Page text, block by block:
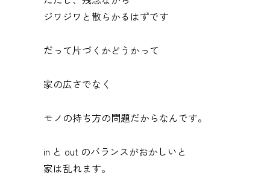
ジワジワと散らかるはずです
だって片づくかどうかって
家の広さでなく
モノの持ち方の問題だからなんです。
in と out のバランスがおかしいと
家は乱れます。